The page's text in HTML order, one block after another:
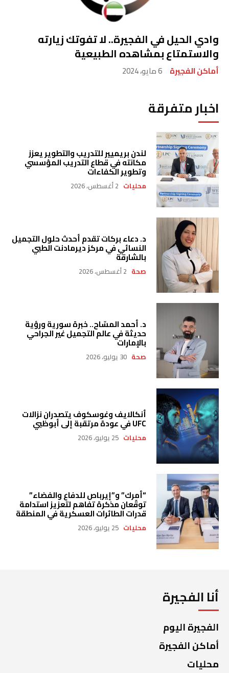
وادي الحيل في الفجيرة.. لا تفوتك زيارته
والاستمتاع بمشاهده الطبيعية
أماكن الفجيرة 6 مايو، 2024
اخبار متفرقة
لندن بريميير للتدريب والتطوير يعزز
مكانته في قطاع التدريب المؤسسي
وتطوير الكفاءات
محليات 2 أغسطس، 2026
د. دعاء بركات تقدم أحدث حلول التجميل
النسائي في مركز ديرمادنت الطبي
بالشارقة
صحة 2 أغسطس، 2026
د. أحمد المسّاح.. خبرة سورية ورؤية
حديثة في عالم التجميل غير الجراحي
بالإمارات
صحة 30 يوليو، 2026
أنكالايف وغوسكوف يتصدران نزالات
UFC في عودة مرتقبة إلى أبوظبي
محليات 25 يوليو، 2026
“أمرك” و”إيرباص للدفاع والفضاء”
توقّعان مذكرة تفاهم لتعزيز استدامة
قدرات الطائرات العسكرية في المنطقة
محليات 25 يوليو، 2026
أنا الفجيرة
الفجيرة اليوم
أماكن الفجيرة
محليات